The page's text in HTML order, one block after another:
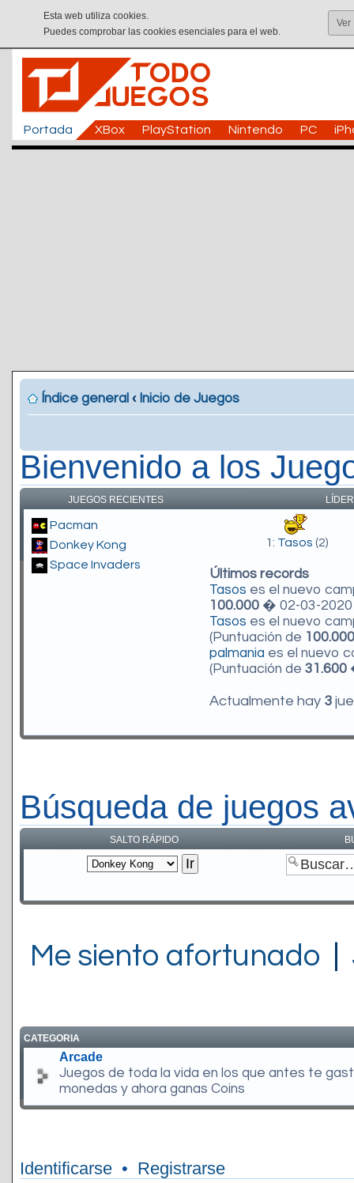
Esta web utiliza cookies.
Puedes comprobar las cookies esenciales para el web.
Ver
Portada XBox PlayStation Nintendo PC
Índice general ‹ Inicio de Juegos
Bienvenido a los
JUEGOS RECIENTES
Pacman
Donkey Kong
Space Invaders
1: Tasos (2)
Últimos records
Tasos es el nuevo
100.000 � 02-03-2020
Tasos es el nuevo
(Puntuación de 100.000
palmania es el nuevo
(Puntuación de 31.600
Actualmente hay 3
Búsqueda de juegos
SALTO RÁPIDO
Me siento afortunado
CATEGORIA
Arcade
Juegos de toda la vida en los que antes te
monedas y ahora ganas Coins
Identificarse • Registrarse